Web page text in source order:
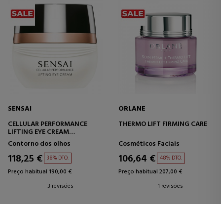
SENSAI
CELLULAR PERFORMANCE
LIFTING EYE CREAM
CREME PARA CONTORNO DOS
OLHOS COM EFEITO LIFTING
Contorno dos olhos
118,25 € 38% DTO.
Preço habitual 190,00 €
3 revisões
ORLANE
THERMO LIFT FIRMING CARE
Cosméticos Faciais
106,64 € 48% DTO.
Preço habitual 207,00 €
1 revisões